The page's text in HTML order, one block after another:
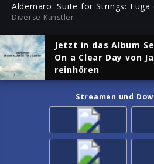
Aldemaro: Suite for Strings: Fuga
Diverse Künstler
Jetzt in das Album
On a Clear Day von
reinhören
Streamen und